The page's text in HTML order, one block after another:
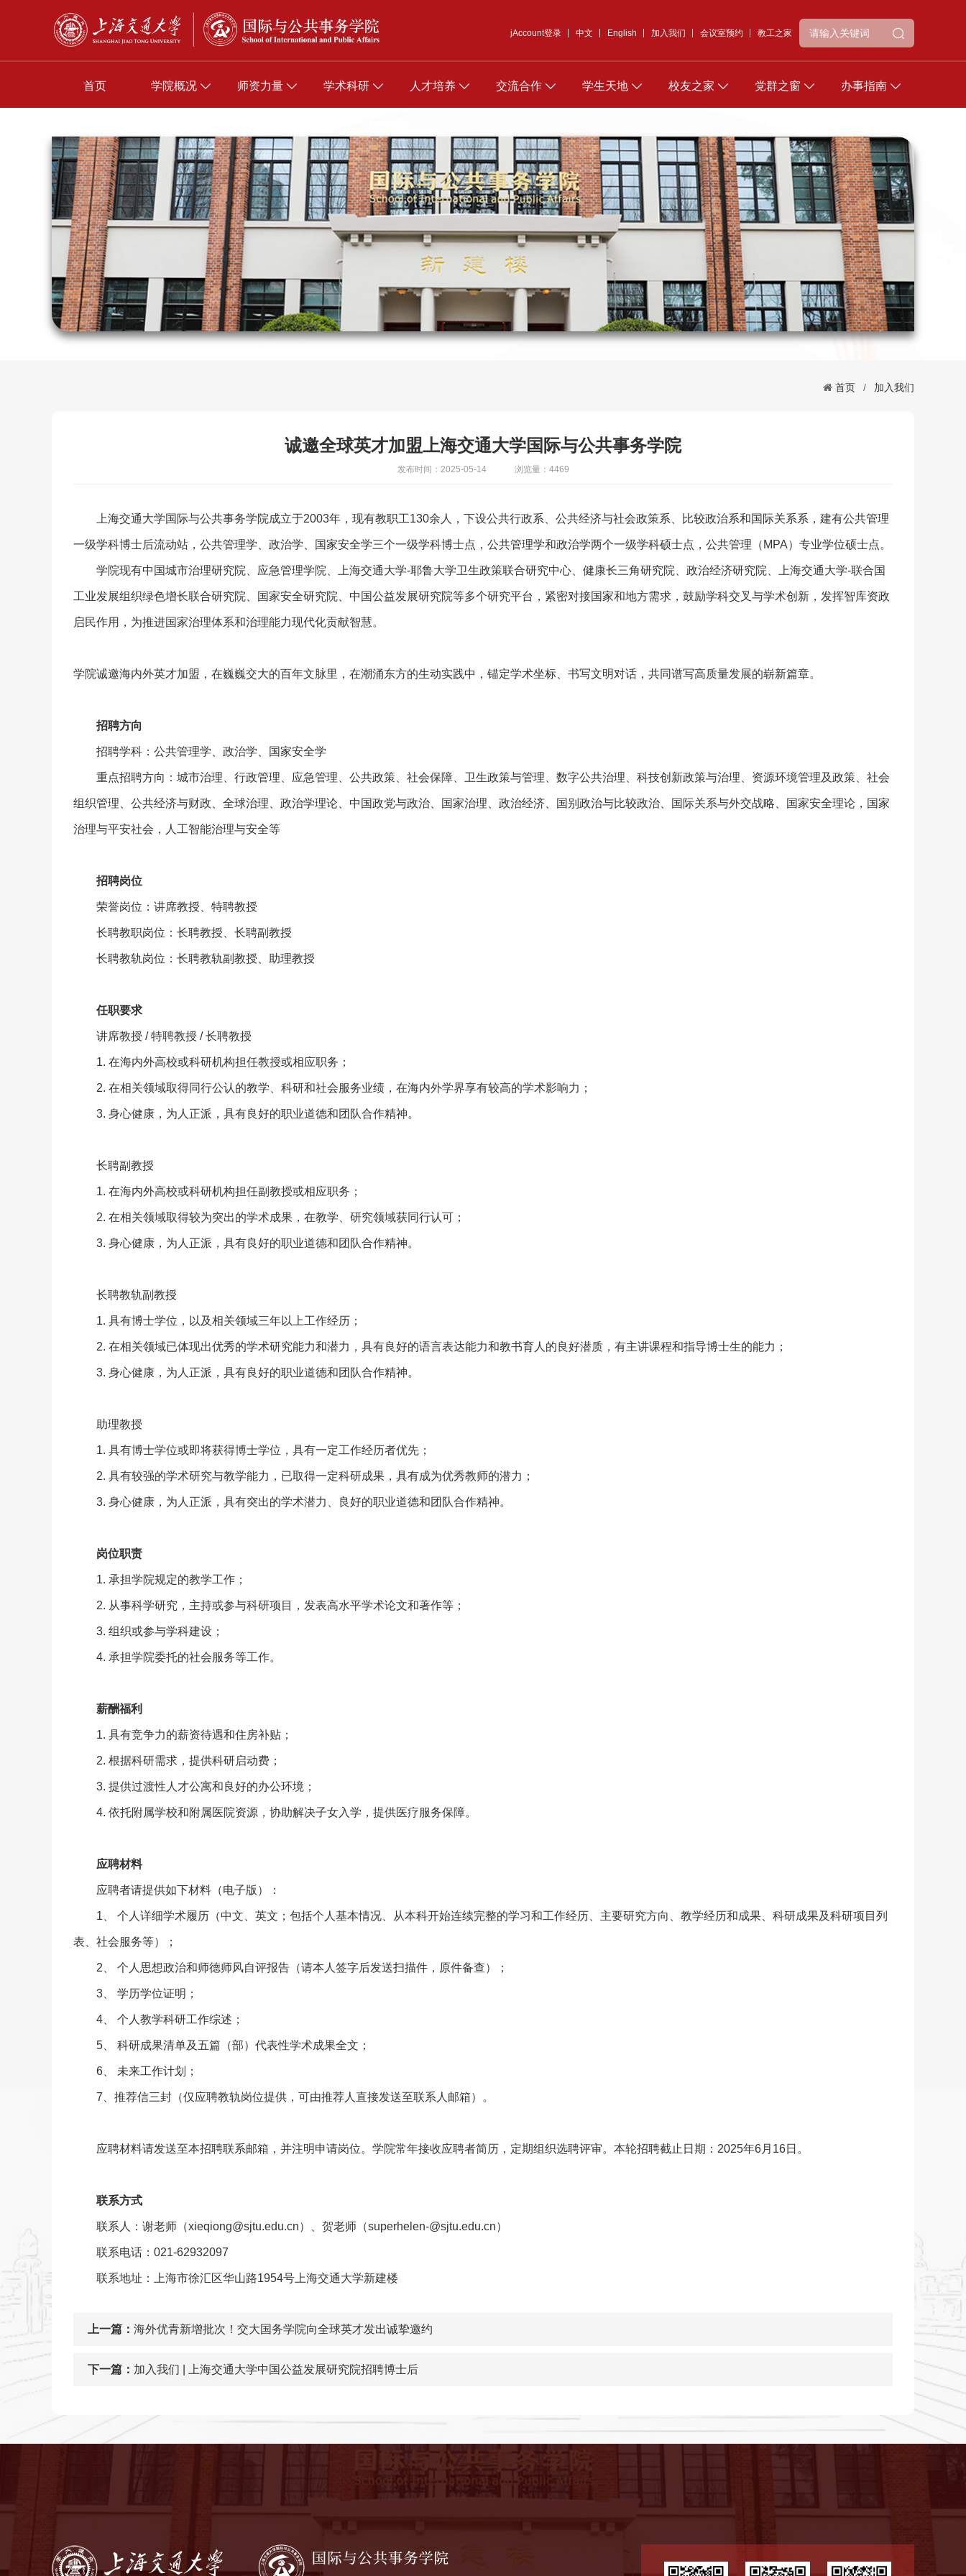
jAccount登录 中文 English 加入我们 会议室预约 教工之家
首页 学院概况 师资力量 学术科研 人才培养 交流合作 学生天地 校友之家 党群之窗 办事指南
首页 / 加入我们
诚邀全球英才加盟上海交通大学国际与公共事务学院
发布时间：2025-05-14 浏览量：4469
上海交通大学国际与公共事务学院成立于2003年，现有教职工130余人，下设公共行政系、公共经济与社会政策系、比较政治系和国际关系系，建有公共管理
一级学科博士后流动站，公共管理学、政治学、国家安全学三个一级学科博士点，公共管理学和政治学两个一级学科硕士点，公共管理（MPA）专业学位硕士点。
学院现有中国城市治理研究院、应急管理学院、上海交通大学-耶鲁大学卫生政策联合研究中心、健康长三角研究院、政治经济研究院、上海交通大学-联合国
工业发展组织绿色增长联合研究院、国家安全研究院、中国公益发展研究院等多个研究平台，紧密对接国家和地方需求，鼓励学科交叉与学术创新，发挥智库资政
启民作用，为推进国家治理体系和治理能力现代化贡献智慧。
学院诚邀海内外英才加盟，在巍巍交大的百年文脉里，在潮涌东方的生动实践中，锚定学术坐标、书写文明对话，共同谱写高质量发展的崭新篇章。
招聘方向
招聘学科：公共管理学、政治学、国家安全学
重点招聘方向：城市治理、行政管理、应急管理、公共政策、社会保障、卫生政策与管理、数字公共治理、科技创新政策与治理、资源环境管理及政策、社会
组织管理、公共经济与财政、全球治理、政治学理论、中国政党与政治、国家治理、政治经济、国别政治与比较政治、国际关系与外交战略、国家安全理论，国家
治理与平安社会，人工智能治理与安全等
招聘岗位
荣誉岗位：讲席教授、特聘教授
长聘教职岗位：长聘教授、长聘副教授
长聘教轨岗位：长聘教轨副教授、助理教授
任职要求
讲席教授 / 特聘教授 / 长聘教授
1. 在海内外高校或科研机构担任教授或相应职务；
2. 在相关领域取得同行公认的教学、科研和社会服务业绩，在海内外学界享有较高的学术影响力；
3. 身心健康，为人正派，具有良好的职业道德和团队合作精神。
长聘副教授
1. 在海内外高校或科研机构担任副教授或相应职务；
2. 在相关领域取得较为突出的学术成果，在教学、研究领域获同行认可；
3. 身心健康，为人正派，具有良好的职业道德和团队合作精神。
长聘教轨副教授
1. 具有博士学位，以及相关领域三年以上工作经历；
2. 在相关领域已体现出优秀的学术研究能力和潜力，具有良好的语言表达能力和教书育人的良好潜质，有主讲课程和指导博士生的能力；
3. 身心健康，为人正派，具有良好的职业道德和团队合作精神。
助理教授
1. 具有博士学位或即将获得博士学位，具有一定工作经历者优先；
2. 具有较强的学术研究与教学能力，已取得一定科研成果，具有成为优秀教师的潜力；
3. 身心健康，为人正派，具有突出的学术潜力、良好的职业道德和团队合作精神。
岗位职责
1. 承担学院规定的教学工作；
2. 从事科学研究，主持或参与科研项目，发表高水平学术论文和著作等；
3. 组织或参与学科建设；
4. 承担学院委托的社会服务等工作。
薪酬福利
1. 具有竞争力的薪资待遇和住房补贴；
2. 根据科研需求，提供科研启动费；
3. 提供过渡性人才公寓和良好的办公环境；
4. 依托附属学校和附属医院资源，协助解决子女入学，提供医疗服务保障。
应聘材料
应聘者请提供如下材料（电子版）：
1、 个人详细学术履历（中文、英文；包括个人基本情况、从本科开始连续完整的学习和工作经历、主要研究方向、教学经历和成果、科研成果及科研项目列
表、社会服务等）；
2、 个人思想政治和师德师风自评报告（请本人签字后发送扫描件，原件备查）；
3、 学历学位证明；
4、 个人教学科研工作综述；
5、 科研成果清单及五篇（部）代表性学术成果全文；
6、 未来工作计划；
7、推荐信三封（仅应聘教轨岗位提供，可由推荐人直接发送至联系人邮箱）。
应聘材料请发送至本招聘联系邮箱，并注明申请岗位。学院常年接收应聘者简历，定期组织选聘评审。本轮招聘截止日期：2025年6月16日。
联系方式
联系人： 谢老师（xieqiong@sjtu.edu.cn）、 贺老师（superhelen-@sjtu.edu.cn）
联系电话：021-62932097
联系地址：上海市徐汇区华山路1954号上海交通大学新建楼
上一篇： 海外优青新增批次！交大国务学院向全球英才发出诚挚邀约
下一篇： 加入我们 | 上海交通大学中国公益发展研究院招聘博士后